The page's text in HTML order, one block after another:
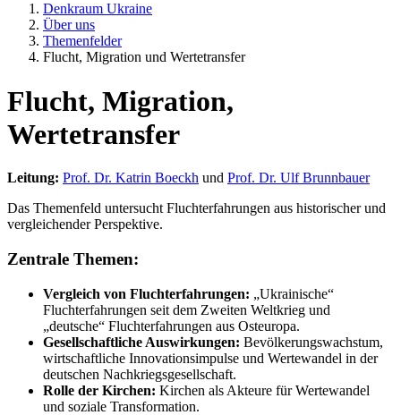
Denkraum Ukraine
Über uns
Themenfelder
Flucht, Migration und Wertetransfer
Flucht, Migration,
Wertetransfer
Leitung: Prof. Dr. Katrin Boeckh und Prof. Dr. Ulf Brunnbauer
Das Themenfeld untersucht Fluchterfahrungen aus historischer und
vergleichender Perspektive.
Zentrale Themen:
Vergleich von Fluchterfahrungen: „Ukrainische“
Fluchterfahrungen seit dem Zweiten Weltkrieg und
„deutsche“ Fluchterfahrungen aus Osteuropa.
Gesellschaftliche Auswirkungen: Bevölkerungswachstum,
wirtschaftliche Innovationsimpulse und Wertewandel in der
deutschen Nachkriegsgesellschaft.
Rolle der Kirchen: Kirchen als Akteure für Wertewandel
und soziale Transformation.